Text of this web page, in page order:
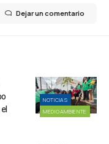
Dejar un comentario
NOTICIAS
MEDIOAMBIENTE